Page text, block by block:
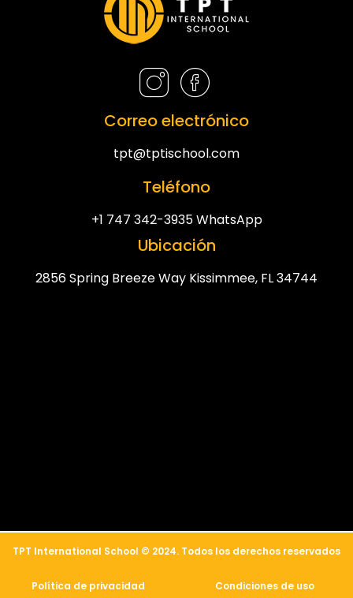
Correo electrónico
tpt@tptischool.com
Teléfono
+1 747 342-3935 WhatsApp
Ubicación
2856 Spring Breeze Way Kissimmee, FL 34744
TPT International School © 2024. Todos los derechos reservados
Política de privacidad Condiciones de uso
العربية